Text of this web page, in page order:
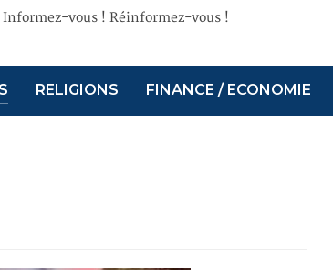
Informez-vous ! Réinformez-vous !
RELIGIONS FINANCE / ECONOMIE